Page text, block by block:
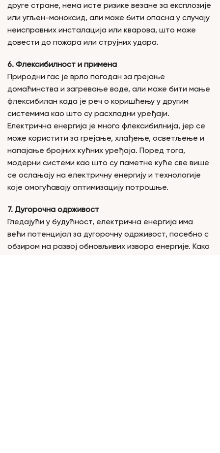
друге стране, нема исте ризике везане за експлозије
или угљен-моноксид, али може бити опасна у случају
неисправних инсталација или кварова, што може
довести до пожара или струјних удара.
6. Флексибилност и примена
Природни гас је врло погодан за грејање
домаћинства и загревање воде, али може бити мање
флексибилан када је реч о коришћењу у другим
системима као што су расхладни уређаји.
Електрична енергија је много флексибилнија, јер се
може користити за грејање, хлађење, осветљење и
напајање бројних кућних уређаја. Поред тога,
модерни системи као што су паметне куће све више
се ослањају на електричну енергију и технологије
које омогућавају оптимизацију потрошње.
7. Дугорочна одрживост
Гледајући у будућност, електрична енергија има
већи потенцијал за дугорочну одрживост, посебно с
обзиром на развој обновљивих извора енергије. Како